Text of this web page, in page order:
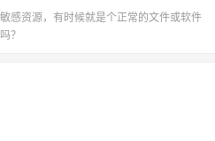
感资源，有时候就是个正常的文件或软件
？